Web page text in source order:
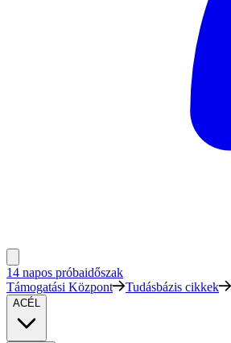
14 napos próbaidőszak
Támogatási Központ
Tudásbázis cikkek
ACÉL